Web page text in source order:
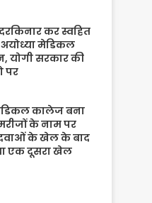
कर स्वहित
मेडिकल
योगी सरकार की
पर
कालेज बना
के नाम पर
दवाओं के खेल के बाद
एक दूसरा खेल